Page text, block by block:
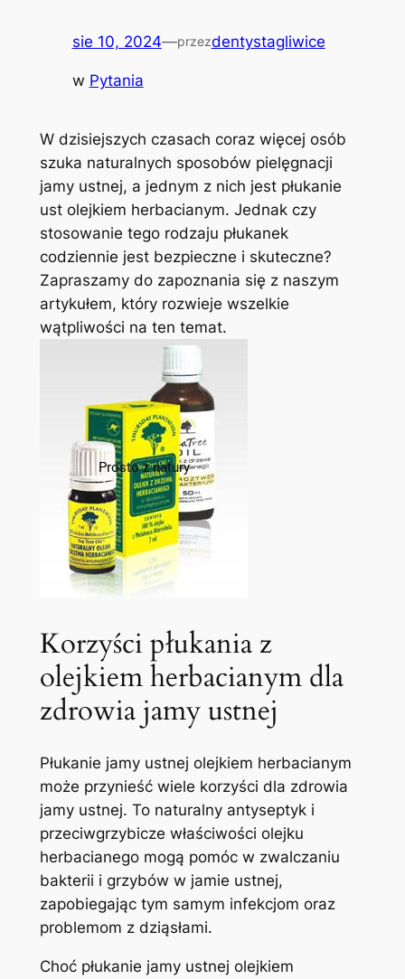
sie 10, 2024—przezdentystagliwice
w Pytania
W dzisiejszych ​czasach⁢ coraz więcej osób
szuka‌ naturalnych sposobów ⁤pielęgnacji
⁤jamy ustnej, a jednym z ⁤nich jest‌ płukanie
ust olejkiem herbacianym. Jednak czy
⁤stosowanie tego rodzaju płukanek
codziennie jest bezpieczne i skuteczne?
⁢Zapraszamy do zapoznania się z naszym
artykułem, który rozwieje wszelkie
⁤wątpliwości na ten temat.
Korzyści płukania⁢ z
olejkiem herbacianym dla
zdrowia jamy ustnej
Płukanie jamy ustnej olejkiem herbacianym
może przynieść wiele korzyści dla zdrowia
jamy ustnej. To naturalny antyseptyk i
przeciwgrzybicze właściwości​ olejku
herbacianego mogą pomóc w zwalczaniu
bakterii i grzybów w jamie⁣ ustnej,
zapobiegając tym⁢ samym ⁢infekcjom oraz
problemom z dziąsłami.
Choć płukanie jamy ustnej olejkiem